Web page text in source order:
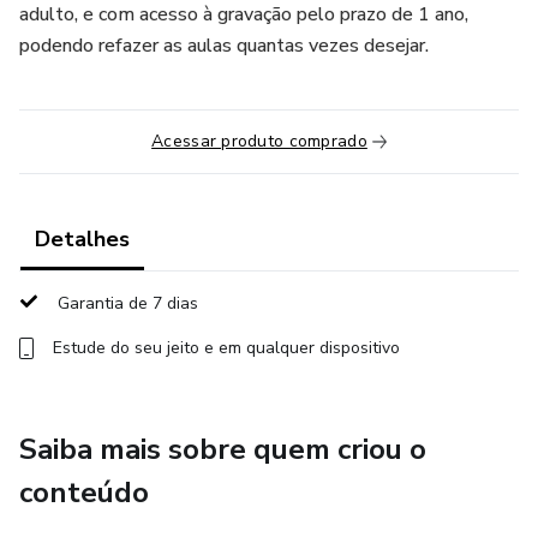
adulto, e com acesso à gravação pelo prazo de 1 ano,
podendo refazer as aulas quantas vezes desejar.
Acessar produto comprado
Detalhes
Garantia de 7 dias
Estude do seu jeito e em qualquer dispositivo
Saiba mais sobre quem criou o
conteúdo